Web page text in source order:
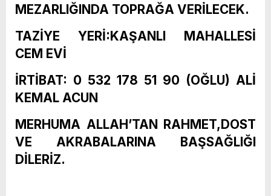
MEZARLIĞINDA TOPRAĞA VERİLECEK.
TAZİYE YERİ:KAŞANLI MAHALLESİ
CEM EVİ
İRTİBAT: 0 532 178 51 90 (OĞLU) ALİ
KEMAL ACUN
MERHUMA ALLAH’TAN RAHMET,DOST
VE AKRABALARINA BAŞSAĞLIĞI
DİLERİZ.